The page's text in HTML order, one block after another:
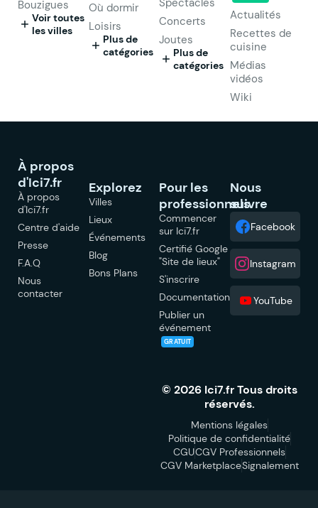
Bouzigues
Voir toutes
les villes
Où dormir
Loisirs
Plus de
catégories
Concerts
Joutes
Plus de
catégories
Actualités
Recettes de
cuisine
Médias
vidéos
Wiki
À propos
d'Ici7.fr
À propos
d'Ici7.fr
Centre d'aide
Presse
F.A.Q
Nous
contacter
Explorez
Villes
Lieux
Événements
Blog
Bons Plans
Pour les
professionnels
Commencer
sur Ici7.fr
Certifié Google
"Site de lieux"
S'inscrire
Documentation
Publier un
événement
GRATUIT
Nous
suivre
Facebook
Instagram
YouTube
© 2026 Ici7.fr Tous droits
réservés.
Mentions légales
Politique de confidentialité
CGUCGV Professionnels
CGV MarketplaceSignalement